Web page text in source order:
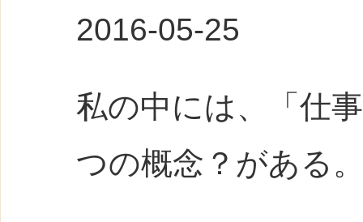
2016-05-25
私の中には、「仕
つの概念？がある